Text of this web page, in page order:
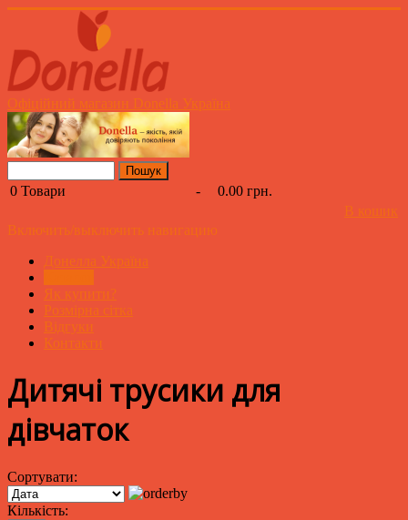
Офіційний магазин Donella Україна
0 Товари -
0.00 грн.
В кошик
Включить/выключить навигацию
Донелла Україна
Як купити?
Розмірна сітка
Відгуки
Контакти
Дитячі трусики для
дівчаток
Сортувати:
Кількість: